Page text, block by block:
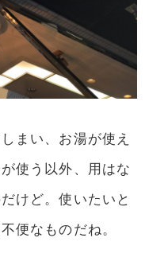
まい、お湯が使え
使う以外、用はな
けど。使いたいと
便なものだね。